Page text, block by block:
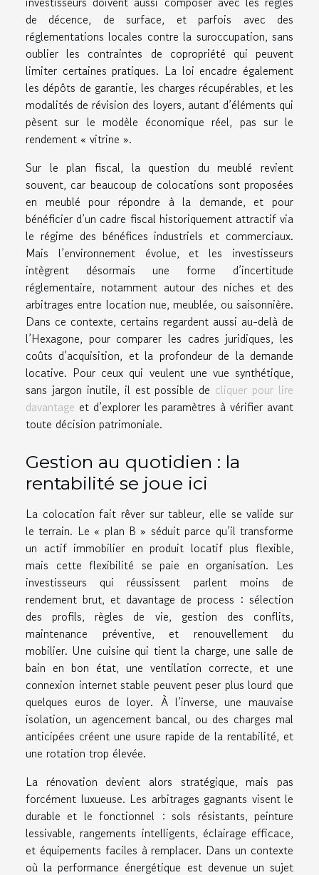
de décence, de surface, et parfois avec des
réglementations locales contre la suroccupation, sans
oublier les contraintes de copropriété qui peuvent
limiter certaines pratiques. La loi encadre également
les dépôts de garantie, les charges récupérables, et les
modalités de révision des loyers, autant d’éléments qui
pèsent sur le modèle économique réel, pas sur le
rendement « vitrine ».
Sur le plan fiscal, la question du meublé revient
souvent, car beaucoup de colocations sont proposées
en meublé pour répondre à la demande, et pour
bénéficier d’un cadre fiscal historiquement attractif via
le régime des bénéfices industriels et commerciaux.
Mais l’environnement évolue, et les investisseurs
intègrent désormais une forme d’incertitude
réglementaire, notamment autour des niches et des
arbitrages entre location nue, meublée, ou saisonnière.
Dans ce contexte, certains regardent aussi au-delà de
l’Hexagone, pour comparer les cadres juridiques, les
coûts d’acquisition, et la profondeur de la demande
locative. Pour ceux qui veulent une vue synthétique,
sans jargon inutile, il est possible de cliquer pour lire
davantage et d’explorer les paramètres à vérifier avant
toute décision patrimoniale.
Gestion au quotidien : la
rentabilité se joue ici
La colocation fait rêver sur tableur, elle se valide sur
le terrain. Le « plan B » séduit parce qu’il transforme
un actif immobilier en produit locatif plus flexible,
mais cette flexibilité se paie en organisation. Les
investisseurs qui réussissent parlent moins de
rendement brut, et davantage de process : sélection
des profils, règles de vie, gestion des conflits,
maintenance préventive, et renouvellement du
mobilier. Une cuisine qui tient la charge, une salle de
bain en bon état, une ventilation correcte, et une
connexion internet stable peuvent peser plus lourd que
quelques euros de loyer. À l’inverse, une mauvaise
isolation, un agencement bancal, ou des charges mal
anticipées créent une usure rapide de la rentabilité, et
une rotation trop élevée.
La rénovation devient alors stratégique, mais pas
forcément luxueuse. Les arbitrages gagnants visent le
durable et le fonctionnel : sols résistants, peinture
lessivable, rangements intelligents, éclairage efficace,
et équipements faciles à remplacer. Dans un contexte
où la performance énergétique est devenue un sujet